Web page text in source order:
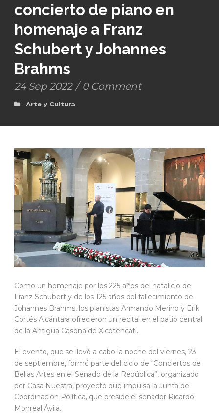
concierto de piano en
homenaje a Franz
Schubert y Johannes
Brahms
24 Sep 2022 / 0 Comment
Arte y Cultura
Como un homenaje por los 225 años del natalicio de
Franz Schubert y de los 125 años del fallecimiento de
Johannes Brahms, los pianistas Armando Merino y Erik
Cortés Alcántara ofrecieron un recital en el patio central
de la Antigua Casona de Xicoténcatl.
El evento, que se llevó a cabo la noche del viernes, 23
de septiembre, formó parte del ciclo de “Conciertos de
Bellas Artes en el Senado de la República”, organizado
por Casa Nuestra, proyecto que impulsa la Junta de
Coordinación Política, que preside el senador Ricardo
Monreal Ávila.